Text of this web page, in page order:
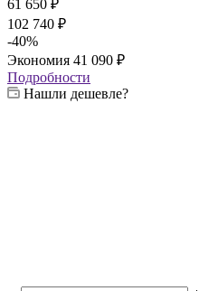
61 650 ₽
102 740 ₽
-40%
Экономия 41 090 ₽
Подробности
Нашли дешевле?